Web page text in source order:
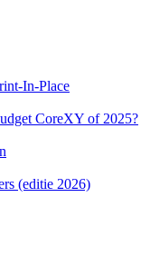
In-Place
CoreXY of 2025?
(editie 2026)